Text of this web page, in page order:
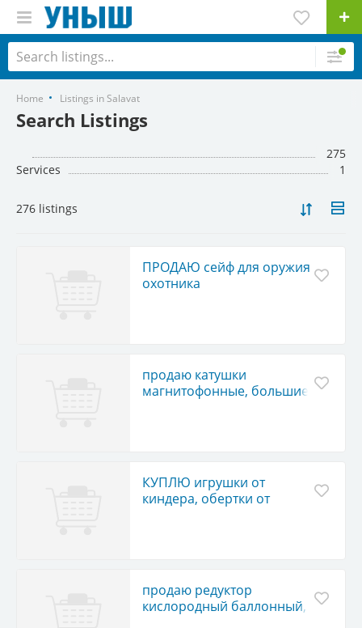
Home Listings in Salavat
Search Listings
275
Services
1
276 listings
ПРОДАЮ сейф для оружия
охотника
продаю катушки
магнитофонные, большие
КУПЛЮ игрушки от
киндера, обертки от
продаю редуктор
кислородный баллонный,